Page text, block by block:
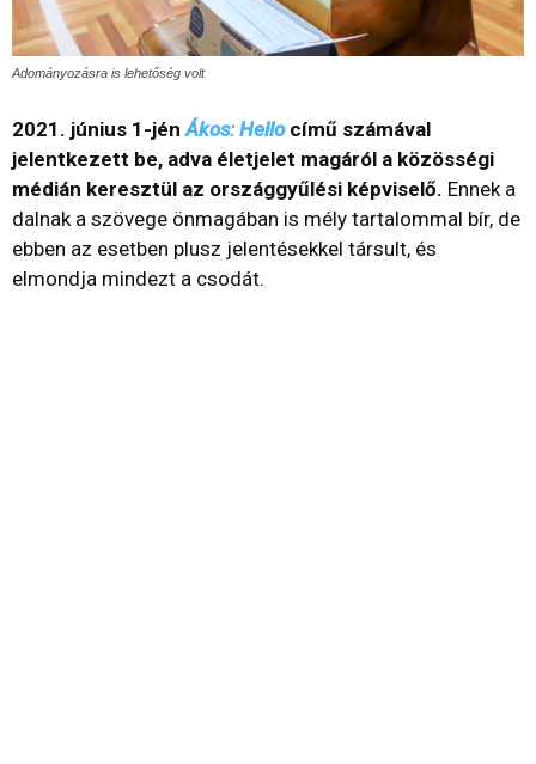
Adományozásra is lehetőség volt
2021. június 1-jénÁkos: Hellocímű számával
jelentkezett be, adva életjelet magáról a közösségi
médián keresztül az országgyűlési képviselő. Ennek a
dalnak a szövege önmagában is mély tartalommal bír, de
ebben az esetben plusz jelentésekkel társult, és
elmondja mindezt a csodát.